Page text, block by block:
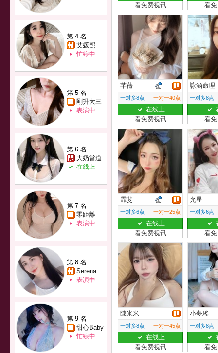
第 4 名
艾媛熙
忙線中
第 5 名
剛升大三
表演中
第 6 名
大奶當道
在线上
第 7 名
零距離
表演中
第 8 名
Serena
表演中
第 9 名
甜心Baby
忙線中
看免费视讯
看
芊蒨
一对多8点 一对一40点
在线上
看免费视讯
詠涵命理
一对多8点
看
霏斐
一对多6点 一对一25点
在线上
看免费视讯
允星
一对多6点
看
陳米米
一对多8点 一对一45点
在线上
看免费视讯
小夢瑤
一对多8点
看